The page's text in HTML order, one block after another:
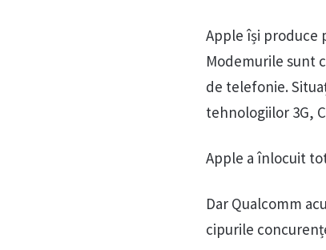
Apple își produce
Modemurile sunt
de telefonie.
tehnologiilor 3G,
Apple a înlocuit
Dar Qualcomm
cipurile